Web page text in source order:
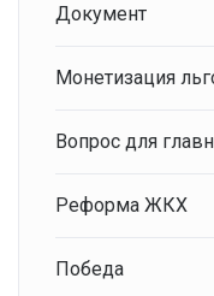
Документ
Монетизация
Вопрос для
Реформа ЖКХ
Победа